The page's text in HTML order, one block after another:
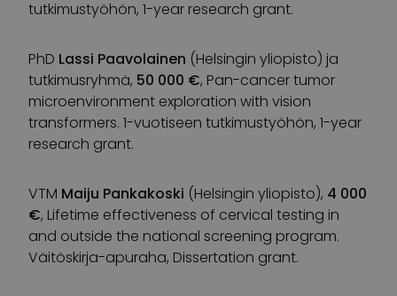
tutkimustyöhön, 1-year research grant.
PhD Lassi Paavolainen (Helsingin yliopisto) ja
tutkimusryhmä, 50 000 €, Pan-cancer tumor
microenvironment exploration with vision
transformers. 1-vuotiseen tutkimustyöhön, 1-year
research grant.
VTM Maiju Pankakoski (Helsingin yliopisto), 4 000
€, Lifetime effectiveness of cervical testing in
and outside the national screening program.
Väitöskirja-apuraha, Dissertation grant.